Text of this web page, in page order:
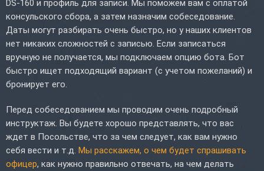
DS-160 и профиль для записи. Мы поможем вам с оплатой
консульского сбора, а затем назначим собеседование.
Даты могут разбирать очень быстро, но у наших клиентов
нет никаких сложностей с записью. Если записаться
вручную не получается, мы подключаем опцию бота. Бот
быстро ищет подходящий вариант (с учетом пожеланий) и
бронирует его.
Перед собеседованием мы проводим очень подробный
инструктаж. Вы будете хорошо представлять, что вас
ждет в Посольстве, что за чем следует, как вам нужно
себя вести и т.д. Мы расскажем, о чем будет спрашивать
офицер, как нужно правильно отвечать, на чем делать